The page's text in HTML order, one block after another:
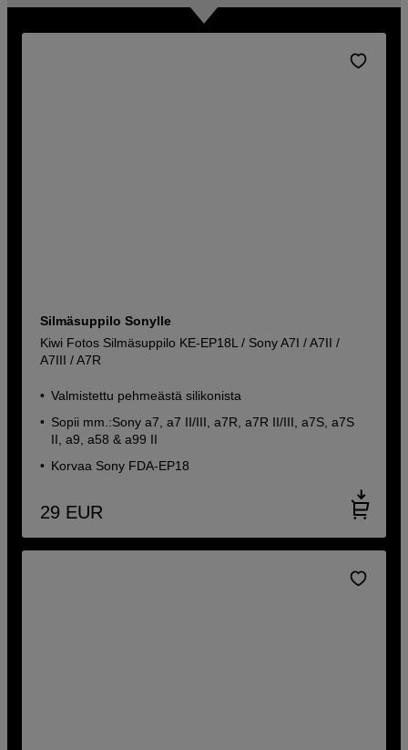
Silmäsuppilo Sonylle
Kiwi Fotos Silmäsuppilo KE-EP18L / Sony A7I / A7II /
A7III / A7R
Valmistettu pehmeästä silikonista
Sopii mm.:Sony a7, a7 II/III, a7R, a7R II/III, a7S, a7S
II, a9, a58 & a99 II
Korvaa Sony FDA-EP18
29 EUR